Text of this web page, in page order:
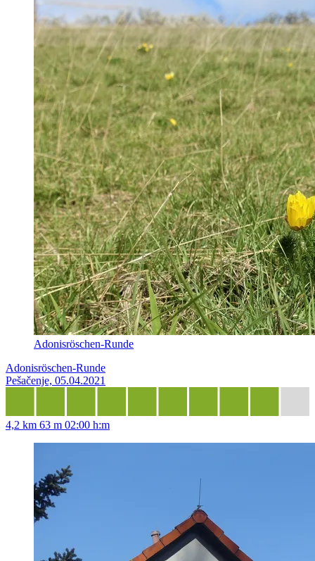
Adonisröschen-Runde
Adonisröschen-Runde
Pešačenje, 05.04.2021
4,2 km 63 m 02:00 h:m